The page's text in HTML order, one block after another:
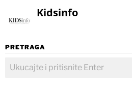
Kidsinfo
PRETRAGA